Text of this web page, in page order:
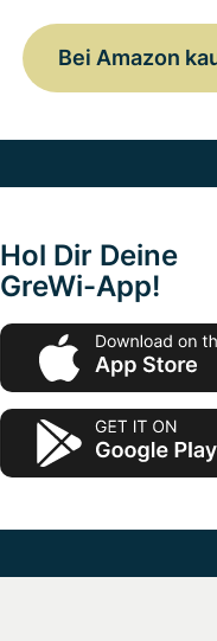
Bei Amazon
Hol Dir Deine
GreWi-App!